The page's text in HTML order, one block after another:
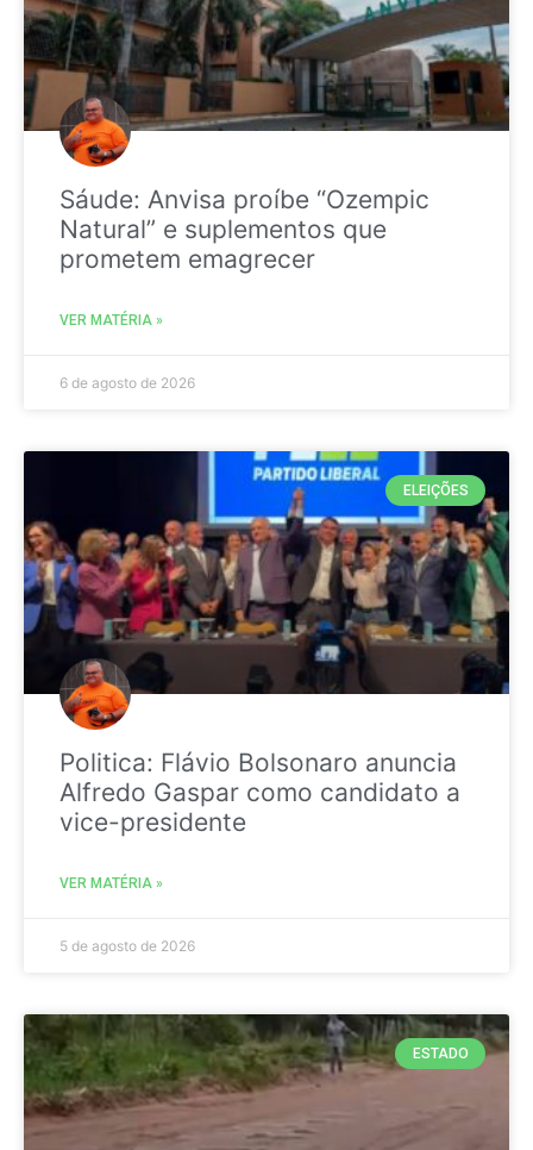
Sáude: Anvisa proíbe “Ozempic
Natural” e suplementos que
prometem emagrecer
VER MATÉRIA »
6 de agosto de 2026
ELEIÇÕES
Politica: Flávio Bolsonaro anuncia
Alfredo Gaspar como candidato a
vice-presidente
VER MATÉRIA »
5 de agosto de 2026
ESTADO